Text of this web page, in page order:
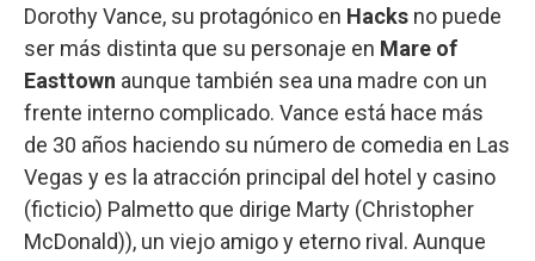
Dorothy Vance, su protagónico en Hacks no puede
ser más distinta que su personaje en Mare of
Easttown aunque también sea una madre con un
frente interno complicado. Vance está hace más
de 30 años haciendo su número de comedia en Las
Vegas y es la atracción principal del hotel y casino
(ficticio) Palmetto que dirige Marty (Christopher
McDonald)), un viejo amigo y eterno rival. Aunque